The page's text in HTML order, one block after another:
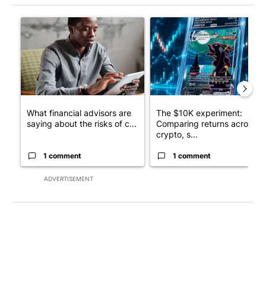
ADVERTISEMENT
A trending article titled "What financial advisors are saying
What financial advisors are
saying about the risks of c...
1 comment
A trending article titled
The $10K experiment:
Comparing returns across
crypto, s...
1 comment